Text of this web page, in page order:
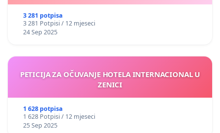
3 281 potpisa
3 281 Potpisi / 12 mjeseci
24 Sep 2025
PETICIJA ZA OČUVANJE HOTELA INTERNACIONAL U
ZENICI
1 628 potpisa
1 628 Potpisi / 12 mjeseci
25 Sep 2025